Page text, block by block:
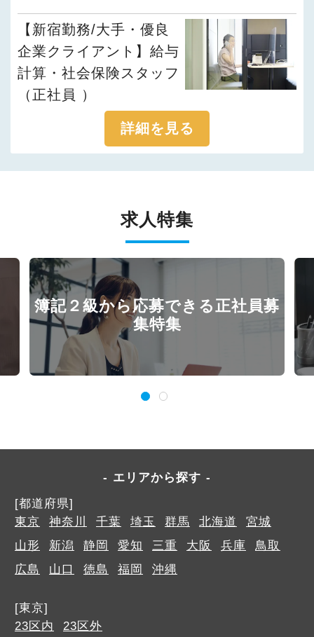
【新宿勤務/大手・優良
企業クライアント】給与
計算・社会保険スタッフ
（正社員 ）
詳細を見る
求人特集
簿記２級から応募できる正社員募
集特集
エリアから探す
[都道府県]
東京
神奈川 千葉 埼玉 群馬 北海道
宮城
山形
新潟 静岡 愛知 三重 大阪 兵庫
鳥取
広島
山口 徳島 福岡 沖縄
[東京]
23区内
23区外